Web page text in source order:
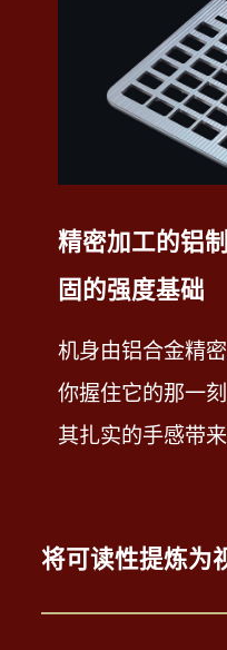
面的基底，其精致
拿起它。
精密加工的铝
你握住它的那一刻
其扎实的手感带